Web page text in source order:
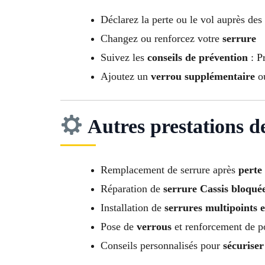
Déclarez la perte ou le vol auprès des
Changez ou renforcez votre serrure
Suivez les conseils de prévention :
Ajoutez un verrou supplémentaire
Autres prestations
Remplacement de serrure après perte
Réparation de serrure Cassis
Installation de serrures multipoints
Pose de verrous et renforcement de
Conseils personnalisés pour